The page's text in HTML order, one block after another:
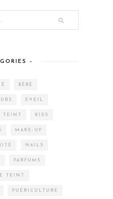
–
BÉBÉ
EVEIL
TEINT KIDS
MAKE-UP
NAILS
PARFUMS
TEINT
PUÉRICULTURE